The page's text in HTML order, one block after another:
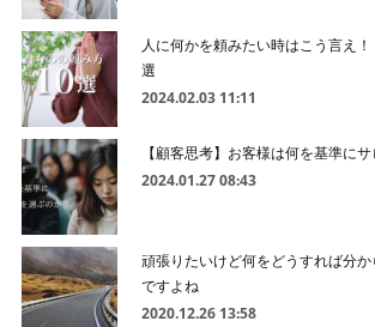
人に何かを頼みたい時はこう言え
選
2024.02.03 11:11
【顧客思考】お客様は何を基準に
2024.01.27 08:43
頑張りたいけど何をどうすれば分
ですよね
2020.12.26 13:58